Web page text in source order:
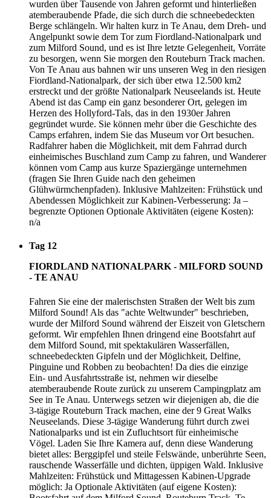
wurden über Tausende von Jahren geformt und hinterließen
atemberaubende Pfade, die sich durch die schneebedeckten
Berge schlängeln. Wir halten kurz in Te Anau, dem Dreh- und
Angelpunkt sowie dem Tor zum Fiordland-Nationalpark und
zum Milford Sound, und es ist Ihre letzte Gelegenheit, Vorräte
zu besorgen, wenn Sie morgen den Routeburn Track machen.
Von Te Anau aus bahnen wir uns unseren Weg in den riesigen
Fiordland-Nationalpark, der sich über etwa 12.500 km2
erstreckt und der größte Nationalpark Neuseelands ist. Heute
Abend ist das Camp ein ganz besonderer Ort, gelegen im
Herzen des Hollyford-Tals, das in den 1930er Jahren
gegründet wurde. Sie können mehr über die Geschichte des
Camps erfahren, indem Sie das Museum vor Ort besuchen.
Radfahrer haben die Möglichkeit, mit dem Fahrrad durch
einheimisches Buschland zum Camp zu fahren, und Wanderer
können vom Camp aus kurze Spaziergänge unternehmen
(fragen Sie Ihren Guide nach den geheimen
Glühwürmchenpfaden). Inklusive Mahlzeiten: Frühstück und
Abendessen Möglichkeit zur Kabinen-Verbesserung: Ja –
begrenzte Optionen Optionale Aktivitäten (eigene Kosten):
n/a
Tag 12
FIORDLAND NATIONALPARK - MILFORD SOUND
- TE ANAU
Fahren Sie eine der malerischsten Straßen der Welt bis zum
Milford Sound! Als das "achte Weltwunder" beschrieben,
wurde der Milford Sound während der Eiszeit von Gletschern
geformt. Wir empfehlen Ihnen dringend eine Bootsfahrt auf
dem Milford Sound, mit spektakulären Wasserfällen,
schneebedeckten Gipfeln und der Möglichkeit, Delfine,
Pinguine und Robben zu beobachten! Da dies die einzige
Ein- und Ausfahrtsstraße ist, nehmen wir dieselbe
atemberaubende Route zurück zu unserem Campingplatz am
See in Te Anau. Unterwegs setzen wir diejenigen ab, die die
3-tägige Routeburn Track machen, eine der 9 Great Walks
Neuseelands. Diese 3-tägige Wanderung führt durch zwei
Nationalparks und ist ein Zufluchtsort für einheimische
Vögel. Laden Sie Ihre Kamera auf, denn diese Wanderung
bietet alles: Berggipfel und steile Felswände, unberührte Seen,
rauschende Wasserfälle und dichten, üppigen Wald. Inklusive
Mahlzeiten: Frühstück und Mittagessen Kabinen-Upgrade
möglich: Ja Optionale Aktivitäten (auf eigene Kosten):